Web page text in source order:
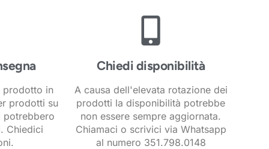
prodotto in
prodotti su
potrebbero
Chiedici
Chiedi disponibilità
A causa dell'elevata rotazione dei
prodotti la disponibilità potrebbe
non essere sempre aggiornata.
Chiamaci o scrivici via Whatsapp
al numero 351.798.0148